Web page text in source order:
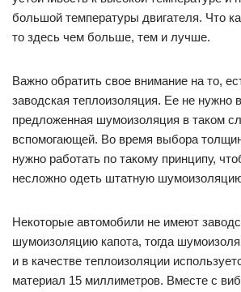
большой температуры двигателя. Что
то здесь чем больше, тем и лучше.
Важно обратить свое внимание на то,
заводская теплоизоляция. Ее не нужно
предложенная шумоизоляция в таком
вспомогающей. Во время выбора
нужно работать по такому принципу,
несложно одеть штатную
Некоторые автомобили не имеют
шумоизоляцию капота, тогда
и в качестве теплоизоляции
материал 15 миллиметров. Вместе с